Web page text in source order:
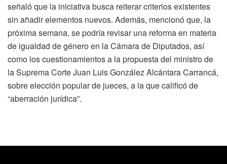
señaló que la iniciativa busca reiterar criterios existentes
sin añadir elementos nuevos. Además, mencionó que, la
próxima semana, se podría revisar una reforma en materia
de igualdad de género en la Cámara de Diputados, así
como los cuestionamientos a la propuesta del ministro de
la Suprema Corte Juan Luis González Alcántara Carrancá,
sobre elección popular de jueces, a la que calificó de
“aberración jurídica”.